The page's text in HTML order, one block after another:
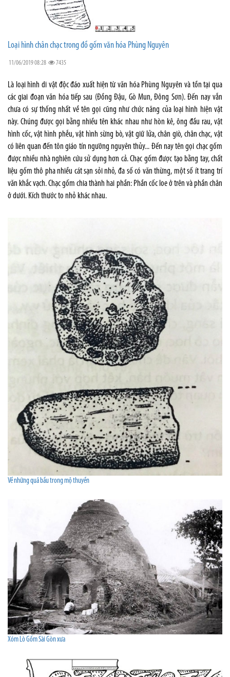
Loại hình chân chạc trong đồ gốm văn hóa Phùng Nguyên
11/06/2019 08:28 7435
Là loại hình di vật độc đáo xuất hiện từ văn hóa Phùng Nguyên và tồn tại qua
các giai đoạn văn hóa tiếp sau (Đồng Đậu, Gò Mun, Đông Sơn). Đến nay vẫn
chưa có sự thống nhất về tên gọi cũng như chức năng của loại hình hiện vật
này. Chúng được gọi bằng nhiều tên khác nhau như hòn kê, ông đầu rau, vật
hình cốc, vật hình phễu, vật hình sừng bò, vật giữ lửa, chân giò, chân chạc, vật
có liên quan đến tôn giáo tín ngưỡng nguyên thủy... Đến nay tên gọi chạc gốm
được nhiều nhà nghiên cứu sử dụng hơn cả. Chạc gốm được tạo bằng tay, chất
liệu gốm thô pha nhiều cát sạn sỏi nhỏ, đa số có văn thừng, một số ít trang trí
văn khắc vạch. Chạc gốm chia thành hai phần: Phần cốc loe ở trên và phần chân
ở dưới. Kích thước to nhỏ khác nhau.
Về những quả bầu trong mộ thuyền
Xóm Lò Gốm Sài Gòn xưa